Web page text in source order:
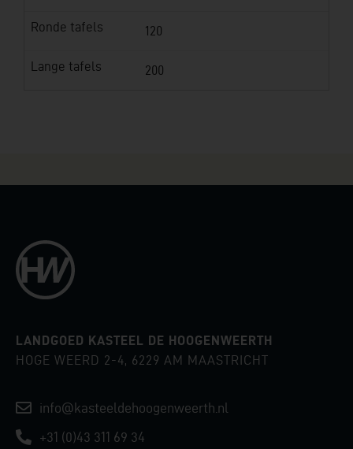
Ronde tafels 120
Lange tafels 200
LANDGOED KASTEEL DE HOOGENWEERTH
HOGE WEERD 2-4, 6229 AM MAASTRICHT
info@kasteeldehoogenweerth.nl
+31 (0)43 311 69 34